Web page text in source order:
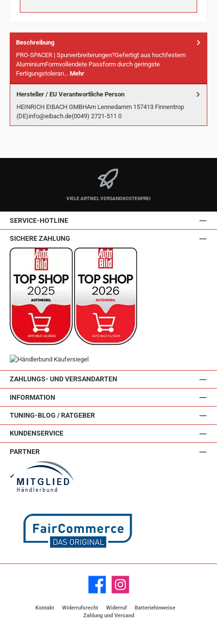
Beschreibung
PRO-SPACER | Spurverbreiterungen?Gefertigt aus hochfestem
AluminiumFormvollendete Passform durch geringste
Fertigungstoleran… Mehr
Hersteller / EU Verantwortliche Person
HEINRICH EIBACH GMBHAm Lennedamm 157413 Finnentrop
(DE)info@eibach.de(0049) 2721-511 0
VIELE ARTIKEL VERSANDKOSTENFREI
SERVICE-HOTLINE
ZAHLUNGS- UND VERSANDARTEN
INFORMATION
TUNING-BLOG / RATGEBER
KUNDENSERVICE
SICHERE ZAHLUNG
PARTNER
✔
Facebook Instagram
Kontakt Widerrufsrecht Widerruf
Batteriehinweise
Zahlung und Versand